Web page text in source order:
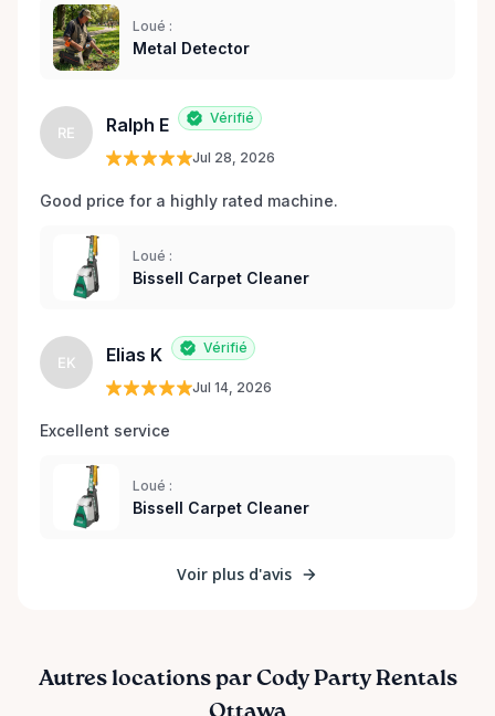
Loué :
Metal Detector
RE Ralph E Vérifié
Jul 28, 2026
Good price for a highly rated machine.
Loué :
Bissell Carpet Cleaner
EK Elias K Vérifié
Jul 14, 2026
Excellent service
Loué :
Bissell Carpet Cleaner
Voir plus d'avis
Autres locations par Cody Party Rentals